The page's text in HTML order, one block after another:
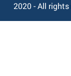
2020 - All